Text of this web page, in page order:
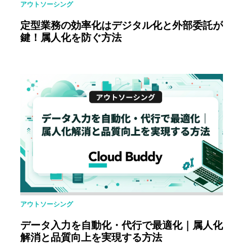
アウトソーシング
定型業務の効率化はデジタル化と外部委託が
鍵！属人化を防ぐ方法
アウトソーシング
データ入力を自動化・代行で最適化｜属人化
解消と品質向上を実現する方法